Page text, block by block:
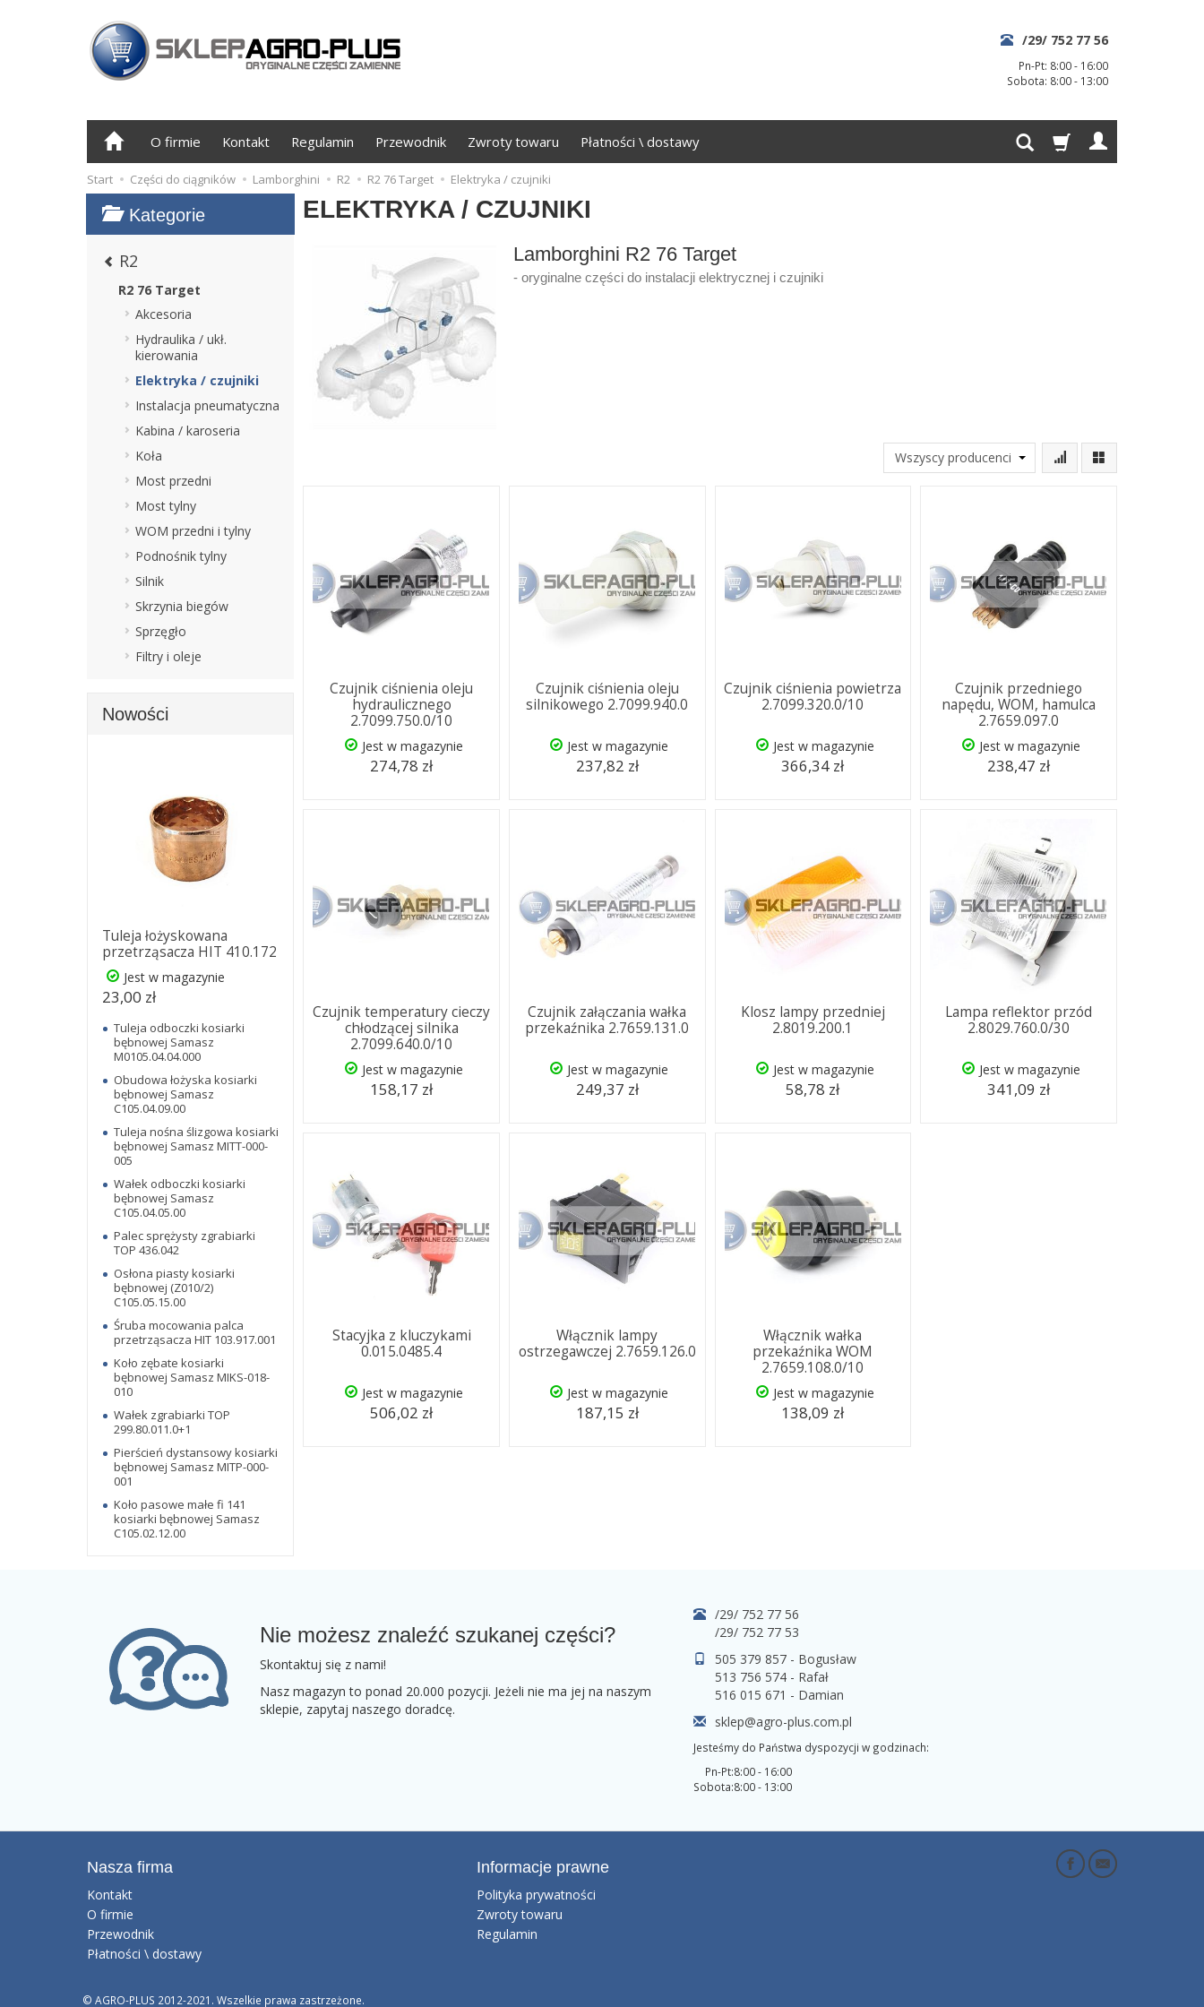
/29/ 752 77 56
Pn-Pt: 8:00 - 16:00
Sobota: 8:00 - 13:00
O firmie Kontakt Regulamin Przewodnik Zwroty towaru Płatności \ dostawy
Start Części do ciągników Lamborghini R2 R2 76 Target Elektryka / czujniki
ELEKTRYKA / CZUJNIKI
Lamborghini R2 76 Target
- oryginalne części do instalacji elektrycznej i czujniki
Czujnik ciśnienia oleju
hydraulicznego
2.7099.750.0/10
Jest w magazynie
274,78 zł
Czujnik ciśnienia oleju
silnikowego 2.7099.940.0
Jest w magazynie
237,82 zł
Czujnik ciśnienia powietrza
2.7099.320.0/10
Jest w magazynie
366,34 zł
Czujnik przedniego
napędu, WOM, hamulca
2.7659.097.0
Jest w magazynie
238,47 zł
Czujnik temperatury cieczy
chłodzącej silnika
2.7099.640.0/10
Jest w magazynie
158,17 zł
Czujnik załączania wałka
przekaźnika 2.7659.131.0
Jest w magazynie
249,37 zł
Klosz lampy przedniej
2.8019.200.1
Jest w magazynie
58,78 zł
Lampa reflektor przód
2.8029.760.0/30
Jest w magazynie
341,09 zł
Stacyjka z kluczykami
0.015.0485.4
Jest w magazynie
506,02 zł
Włącznik lampy
ostrzegawczej 2.7659.126.0
Jest w magazynie
187,15 zł
Włącznik wałka
przekaźnika WOM
2.7659.108.0/10
Jest w magazynie
138,09 zł
Kategorie
R2
R2 76 Target
Akcesoria
Hydraulika / ukł.
kierowania
Elektryka / czujniki
Instalacja pneumatyczna
Kabina / karoseria
Koła
Most przedni
Most tylny
WOM przedni i tylny
Podnośnik tylny
Silnik
Skrzynia biegów
Sprzęgło
Filtry i oleje
Nowości
Tuleja łożyskowana
przetrząsacza HIT 410.172
Jest w magazynie
23,00 zł
Tuleja odboczki kosiarki
bębnowej Samasz
M0105.04.04.000
Obudowa łożyska kosiarki
bębnowej Samasz
C105.04.09.00
Tuleja nośna ślizgowa kosiarki
bębnowej Samasz MITT-000-
005
Wałek odboczki kosiarki
bębnowej Samasz
C105.04.05.00
Palec sprężysty zgrabiarki
TOP 436.042
Osłona piasty kosiarki
bębnowej (Z010/2)
C105.05.15.00
Śruba mocowania palca
przetrząsacza HIT 103.917.001
Koło zębate kosiarki
bębnowej Samasz MIKS-018-
010
Wałek zgrabiarki TOP
299.80.011.0+1
Pierścień dystansowy kosiarki
bębnowej Samasz MITP-000-
001
Koło pasowe małe fi 141
kosiarki bębnowej Samasz
C105.02.12.00
Nie możesz znaleźć szukanej części?
Skontaktuj się z nami!
Nasz magazyn to ponad 20.000 pozycji. Jeżeli nie ma jej na naszym
sklepie, zapytaj naszego doradcę.
/29/ 752 77 56
/29/ 752 77 53
505 379 857 - Bogusław
513 756 574 - Rafał
516 015 671 - Damian
sklep@agro-plus.com.pl
Jesteśmy do Państwa dyspozycji w godzinach:
Pn-Pt:
Sobota:
8:00 - 16:00
8:00 - 13:00
Nasza firma
Kontakt
O firmie
Przewodnik
Płatności \ dostawy
Informacje prawne
Polityka prywatności
Zwroty towaru
Regulamin
© AGRO-PLUS 2012-2021. Wszelkie prawa zastrzeżone.